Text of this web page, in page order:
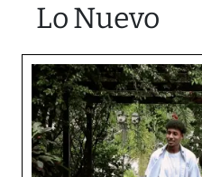
Lo Nuevo